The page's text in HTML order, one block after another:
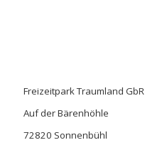
Freizeitpark Traumland GbR
Auf der Bärenhöhle
72820 Sonnenbühl